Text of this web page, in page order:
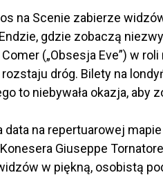
na Scenie zabierze
gdzie zobaczą
(„Obsesja Eve”) w
dróg. Bilety na
to niebywała okazja, aby
data na repertuarowej
Giuseppe
w piękną, osobistą